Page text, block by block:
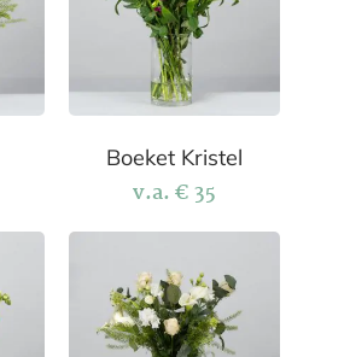
Boeket Kristel
v.a.€35